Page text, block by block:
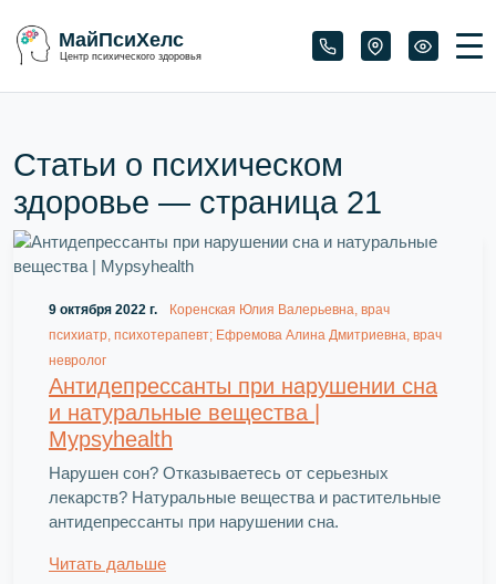
МайПсиХелс
Центр психического здоровья
Статьи о психическом
здоровье — страница 21
9 октября 2022 г.
Коренская Юлия Валерьевна, врач
психиатр, психотерапевт; Ефремова Алина Дмитриевна, врач
невролог
Антидепрессанты при нарушении сна
и натуральные вещества |
Mypsyhealth
Нарушен сон? Отказываетесь от серьезных
лекарств? Натуральные вещества и растительные
антидепрессанты при нарушении сна.
Читать дальше